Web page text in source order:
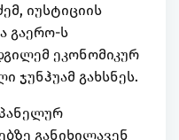
იუსტიციის
გაერო-ს
ეკონომიკურ
ჯუნჰუამ გახსნეს.
განიხილავენ